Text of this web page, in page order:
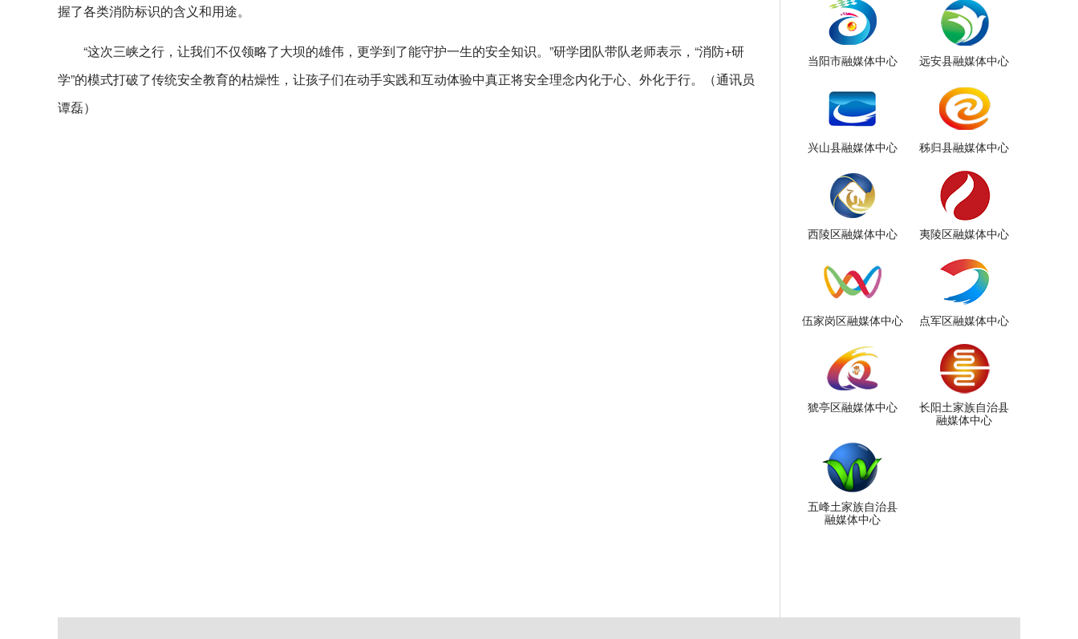
握了各类消防标识的含义和用途。
“这次三峡之行，让我们不仅领略了大坝的雄伟，更学到了能守护一生的安全知识。”研学团队带队老师表示，“消防+研
学”的模式打破了传统安全教育的枯燥性，让孩子们在动手实践和互动体验中真正将安全理念内化于心、外化于行。（通讯员
谭磊）
当阳市融媒体中心 远安县融媒体中心
兴山县融媒体中心 秭归县融媒体中心
西陵区融媒体中心 夷陵区融媒体中心
伍家岗区融媒体中心 点军区融媒体中心
猇亭区融媒体中心
长阳土家族自治县
融媒体中心
五峰土家族自治县
融媒体中心